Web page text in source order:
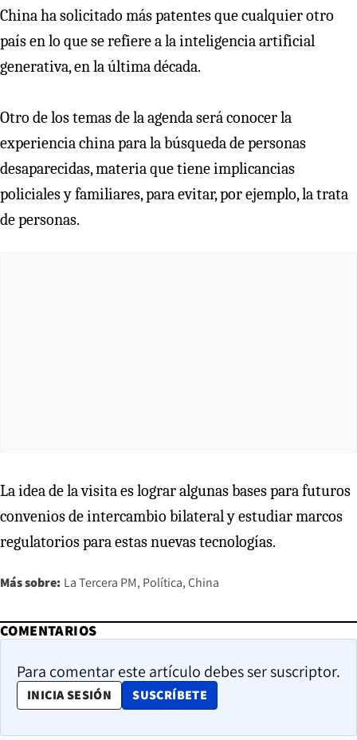
China ha solicitado más patentes que cualquier otro
país en lo que se refiere a la inteligencia artificial
generativa, en la última década.
Otro de los temas de la agenda será conocer la
experiencia china para la búsqueda de personas
desaparecidas, materia que tiene implicancias
policiales y familiares, para evitar, por ejemplo, la trata
de personas.
La idea de la visita es lograr algunas bases para futuros
convenios de intercambio bilateral y estudiar marcos
regulatorios para estas nuevas tecnologías.
Más sobre: La Tercera PM Política China
COMENTARIOS
Para comentar este artículo debes ser suscriptor.
INICIA SESIÓN SUSCRÍBETE
OPENS IN NEW WINDOW